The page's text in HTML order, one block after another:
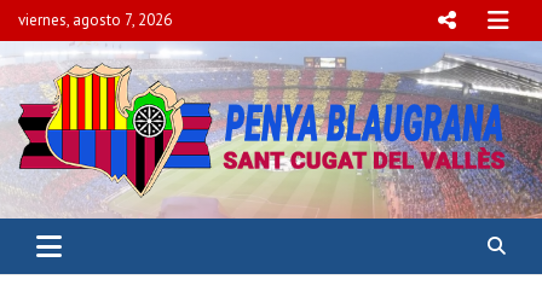
viernes, agosto 7, 2026
PENYA BLAUGRANA
SANT CUGAT DEL VALLÈS